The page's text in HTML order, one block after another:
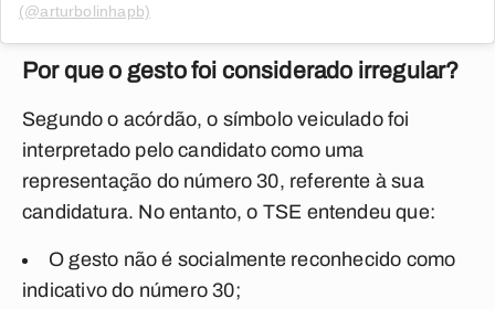
(@arturbolinhapb)
Por que o gesto foi considerado irregular?
Segundo o acórdão, o símbolo veiculado foi
interpretado pelo candidato como uma
representação do número 30, referente à sua
candidatura. No entanto, o TSE entendeu que:
O gesto não é socialmente reconhecido como
indicativo do número 30;